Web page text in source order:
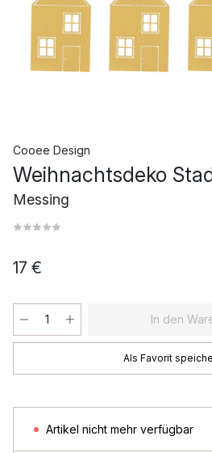
Cooee Design
Weihnachtsdeko
Messing
17 €
In den
Als Favorit
Artikel nicht mehr verfügbar